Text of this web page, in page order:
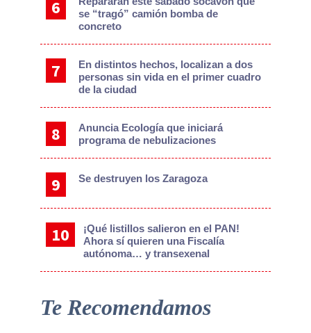
se “tragó” camión bomba de
concreto
En distintos hechos, localizan a dos
personas sin vida en el primer cuadro
de la ciudad
Anuncia Ecología que iniciará
programa de nebulizaciones
Se destruyen los Zaragoza
¡Qué listillos salieron en el PAN!
Ahora sí quieren una Fiscalía
autónoma… y transexenal
Te Recomendamos